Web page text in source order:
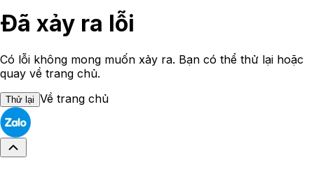
Đã xảy ra lỗi
Có lỗi không mong muốn xảy ra. Bạn có thể thử lại hoặc
quay về trang chủ.
Thử lại Về trang chủ